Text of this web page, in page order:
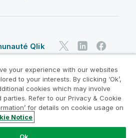
Qlik
des produits
légales
Marques
your experience with our websites
to your interests. By clicking ‘Ok’,
cookies which may involve
Refer to our Privacy & Cookie
for details on cookie usage on
Notice